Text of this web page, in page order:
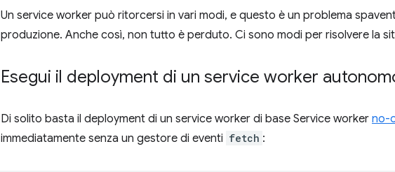
Un service worker può ritorcersi in vari modi, e questo è un problema
produzione. Anche così, non tutto è perduto. Ci sono modi per risolvere la
Esegui il deployment di un service worker
Di solito basta il deployment di un service worker di base Service worker no-
immediatamente senza un gestore di eventi fetch :